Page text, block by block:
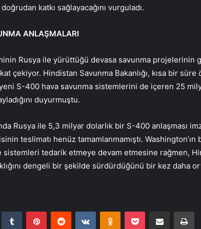
katkı sağlayacağını vurguladı.
ANLAŞMALARI
Rusya ile yürüttüğü devasa savunma projelerinin
çekiyor. Hindistan Savunma Bakanlığı, kısa bir süre
yeni S-400 hava savunma sistemlerini de içeren 25
duyurmuştu.
Rusya ile 5,3 milyar dolarlık bir S-400 anlaşması
teslimatı henüz tamamlanmamıştı. Washington’ın
sistemleri tedarik etmeye devam etmesine rağmen,
dengeli bir şekilde sürdürdüğünü bir kez daha
Tumblr PinterestReddit VKontakteOdnoklassniki
Pocket E-Posta ile paylaş